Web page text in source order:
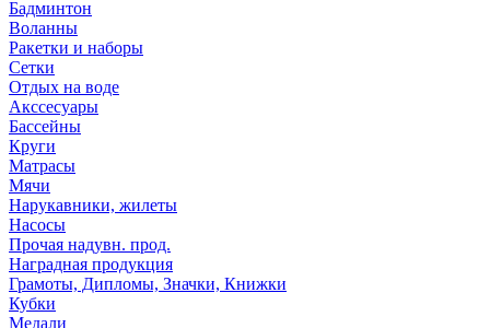
Бадминтон
Воланны
Ракетки и наборы
Сетки
Отдых на воде
Акссесуары
Бассейны
Круги
Матрасы
Мячи
Нарукавники, жилеты
Насосы
Прочая надувн. прод.
Наградная продукция
Грамоты, Дипломы, Значки, Книжки
Кубки
Медали